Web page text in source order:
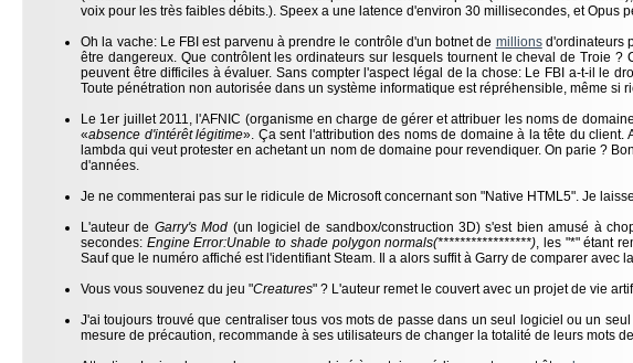
voix pour les très faibles débits.). Speex a une latence d'environ 30 millisecondes, et Opus
Oh la vache: Le FBI est parvenu à prendre le contrôle d'un botnet de millionsd'ordinateurs
être dangereux. Que contrôlent les ordinateurs sur lesquels tournent le cheval de Troie
peuvent être difficiles à évaluer. Sans compter l'aspect légal de la chose: Le FBI a-t-il le
Toute pénétration non autorisée dans un système informatique est répréhensible, même
Le 1er juillet 2011, l'AFNIC (organisme en charge de gérer et attribuer les noms de
«absence d'intérêt légitime». Ça sent l'attribution des noms de domaine à la tête du
lambda qui veut protester en achetant un nom de domaine pour revendiquer. On parie ?
d'années.
Je ne commenterai pas sur le ridicule de Microsoft concernant son "Native HTML5". Je
L'auteur de Garry's Mod (un logiciel de sandbox/construction 3D) s'est bien amusé à
secondes: Engine Error:Unable to shade polygon normals(*****************), les "*" étant
Sauf que le numéro affiché est l'identifiant Steam. Il a alors suffit à Garry de comparer avec
Vous vous souvenez du jeu "Creatures" ? L'auteur remet le couvert avec un projet de vie
J'ai toujours trouvé que centraliser tous vos mots de passe dans un seul logiciel ou un
mesure de précaution, recommande à ses utilisateurs de changer la totalité de leurs mots